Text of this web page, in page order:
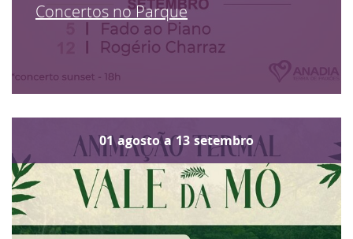
Concertos no Parque
01 agosto a 13 setembro